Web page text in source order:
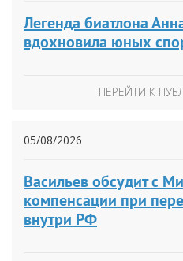
Легенда биатлона
вдохновила юных
ПЕРЕЙТИ К
05/08/2026
Васильев обсудит с
компенсации при
внутри РФ